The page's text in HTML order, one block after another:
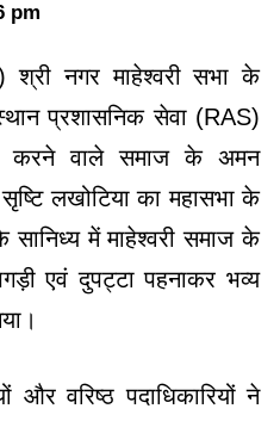
pm
श्री नगर माहेश्वरी सभा के
प्रशासनिक सेवा (RAS)
करने वाले समाज के अमन
लखोटिया का महासभा के
सानिध्य में माहेश्वरी समाज के
पगड़ी एवं दुपट्टा पहनाकर भव्य
वरिष्ठ पदाधिकारियों ने